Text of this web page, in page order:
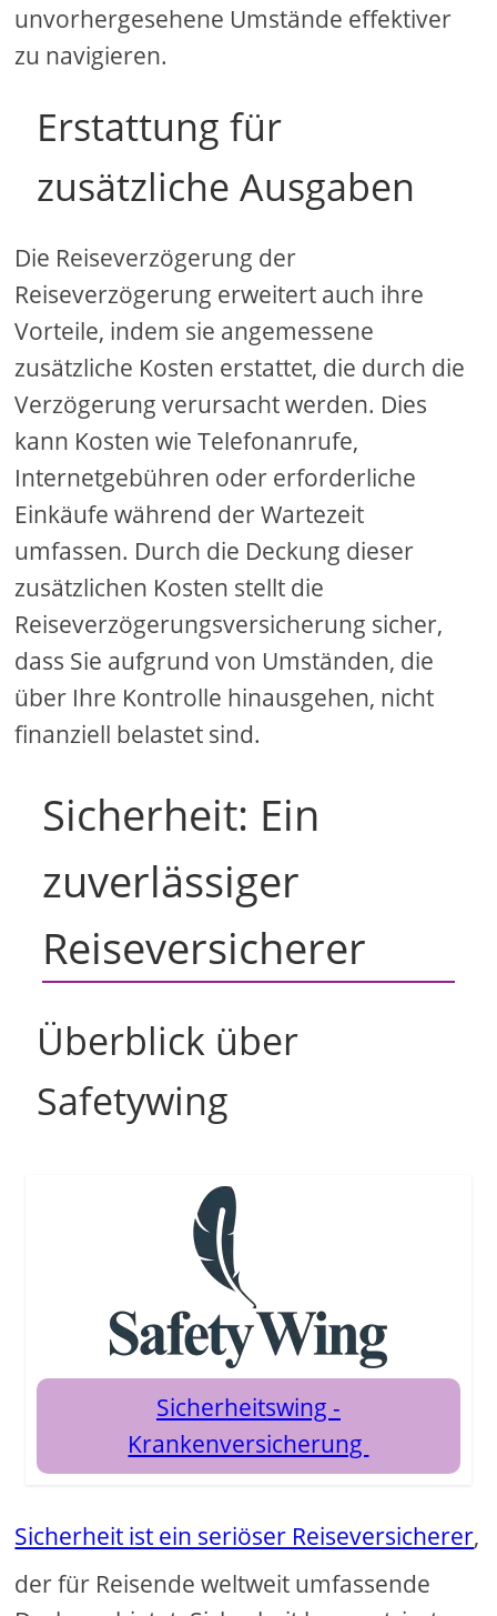
unvorhergesehene Umstände effektiver
zu navigieren.
Erstattung für
zusätzliche Ausgaben
Die Reiseverzögerung der
Reiseverzögerung erweitert auch ihre
Vorteile, indem sie angemessene
zusätzliche Kosten erstattet, die durch die
Verzögerung verursacht werden. Dies
kann Kosten wie Telefonanrufe,
Internetgebühren oder erforderliche
Einkäufe während der Wartezeit
umfassen. Durch die Deckung dieser
zusätzlichen Kosten stellt die
Reiseverzögerungsversicherung sicher,
dass Sie aufgrund von Umständen, die
über Ihre Kontrolle hinausgehen, nicht
finanziell belastet sind.
Sicherheit: Ein
zuverlässiger
Reiseversicherer
Überblick über
Safetywing
Sicherheitswing -
Krankenversicherung
Sicherheit ist ein seriöser Reiseversicherer,
der für Reisende weltweit umfassende